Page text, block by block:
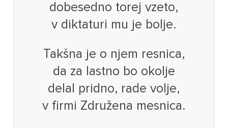
dobesedno torej vzeto,
v diktaturi mu je bolje.
Takšna je o njem resnica,
da za lastno bo okolje
delal pridno, rade volje,
v firmi Združena mesnica.